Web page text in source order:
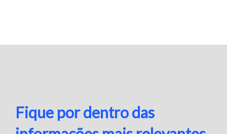
Fique por dentro das